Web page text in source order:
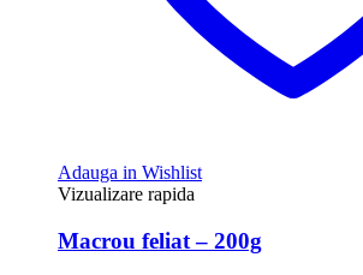
Adauga in Wishlist
Vizualizare rapida
Macrou feliat – 200g